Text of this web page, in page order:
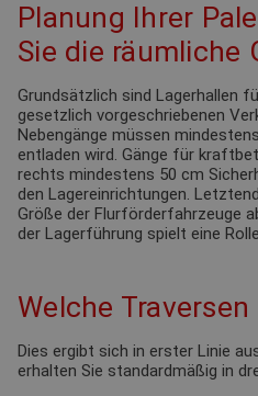
Planung Ihrer
Sie die räumliche
Grundsätzlich sind Lagerhallen
gesetzlich vorgeschriebenen
Nebengänge müssen
entladen wird. Gänge für
rechts mindestens 50 cm
den Lagereinrichtungen.
Größe der Flurförderfahrzeuge
der Lagerführung spielt eine
Welche
Dies ergibt sich in erster Linie
erhalten Sie standardmäßig in